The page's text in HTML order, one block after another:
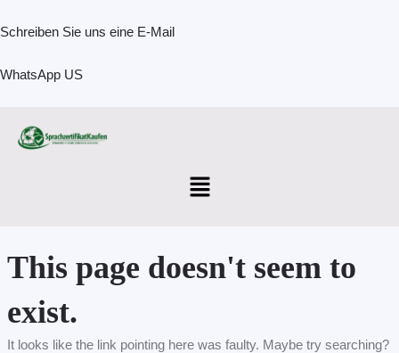
to
Schreiben Sie uns eine E-Mail
WhatsApp US
Menu
This page doesn't seem to
exist.
It looks like the link pointing here was faulty. Maybe try searching?
for: